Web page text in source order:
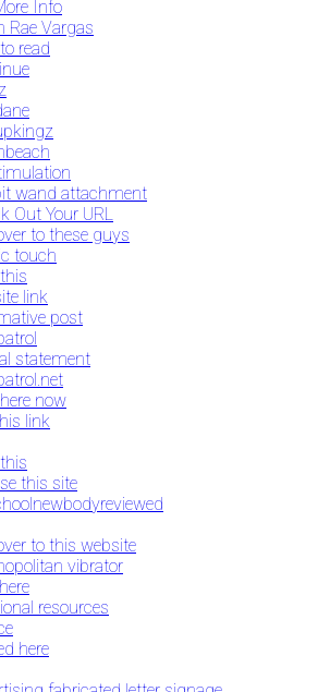
Info
Rae Vargas
read
wand attachment
Out Your URL
to these guys
touch
link
post
statement
now
link
this site
to this website
vibrator
resources
here